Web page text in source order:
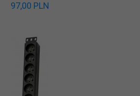
97,00 PLN